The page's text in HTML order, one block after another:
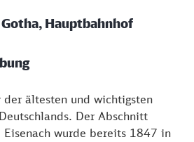
Hauptbahnhof
der ältesten und wichtigsten
Der Abschnitt
Eisenach wurde bereits 1847 in